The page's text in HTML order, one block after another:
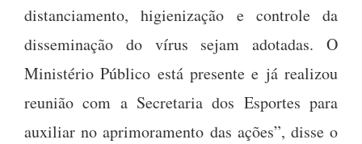
distanciamento, higienização e controle da
disseminação do vírus sejam adotadas. O
Ministério Público está presente e já realizou
reunião com a Secretaria dos Esportes para
auxiliar no aprimoramento das ações”, disse o